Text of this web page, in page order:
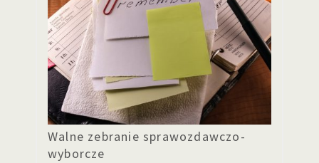
Walne zebranie sprawozdawczo-
wyborcze